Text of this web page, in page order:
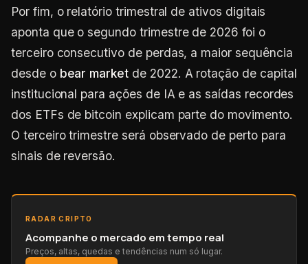
Por fim, o relatório trimestral de ativos digitais
aponta que o segundo trimestre de 2026 foi o
terceiro consecutivo de perdas, a maior sequência
desde o bear market de 2022. A rotação de capital
institucional para ações de IA e as saídas recordes
dos ETFs de bitcoin explicam parte do movimento.
O terceiro trimestre será observado de perto para
sinais de reversão.
RADAR CRIPTO
Acompanhe o mercado em tempo real
Preços, altas, quedas e tendências num só lugar.